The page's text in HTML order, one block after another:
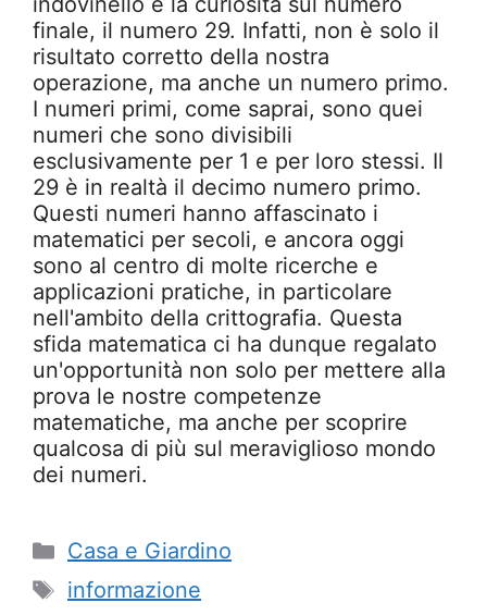
finale, il numero 29. Infatti, non è solo il
risultato corretto della nostra
operazione, ma anche un numero primo.
I numeri primi, come saprai, sono quei
numeri che sono divisibili
esclusivamente per 1 e per loro stessi. Il
29 è in realtà il decimo numero primo.
Questi numeri hanno affascinato i
matematici per secoli, e ancora oggi
sono al centro di molte ricerche e
applicazioni pratiche, in particolare
nell'ambito della crittografia. Questa
sfida matematica ci ha dunque regalato
un'opportunità non solo per mettere alla
prova le nostre competenze
matematiche, ma anche per scoprire
qualcosa di più sul meraviglioso mondo
dei numeri.
Categorie
Casa e Giardino
Tag
informazione